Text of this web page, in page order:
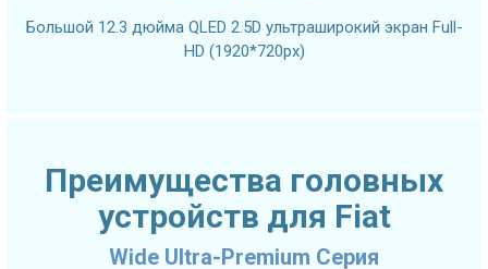
Большой 12.3 дюйма QLED 2.5D ультраширокий экран Full-
HD (1920*720px)
Преимущества головных
устройств для Fiat
Wide Ultra-Premium Серия